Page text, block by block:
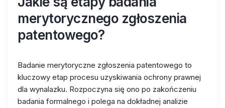
merytorycznego zgłoszenia
patentowego?
Badanie merytoryczne zgłoszenia patentowego to
kluczowy etap procesu uzyskiwania ochrony prawnej
dla wynalazku. Rozpoczyna się ono po zakończeniu
badania formalnego i polega na dokładnej analizie